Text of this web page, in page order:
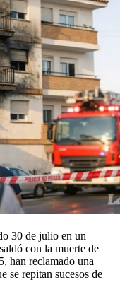
30 de julio en un
con la muerte de
han reclamado una
se repitan sucesos de